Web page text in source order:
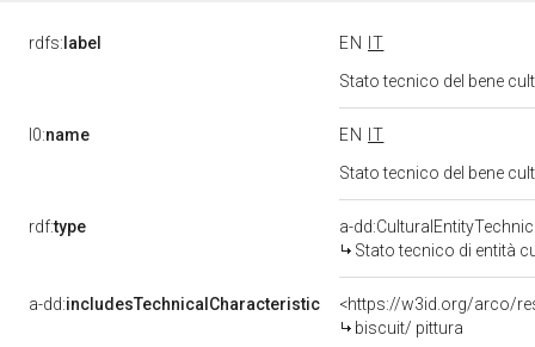
rdfs: label EN
IT
Stato tecnico del bene
l0:name EN
IT
Stato tecnico del bene
rdf:type
a-
Stato tecnico di entità
a-dd:includesTechnicalCharacteristic
<https://w3id.org/arco/
biscuit/ pittura